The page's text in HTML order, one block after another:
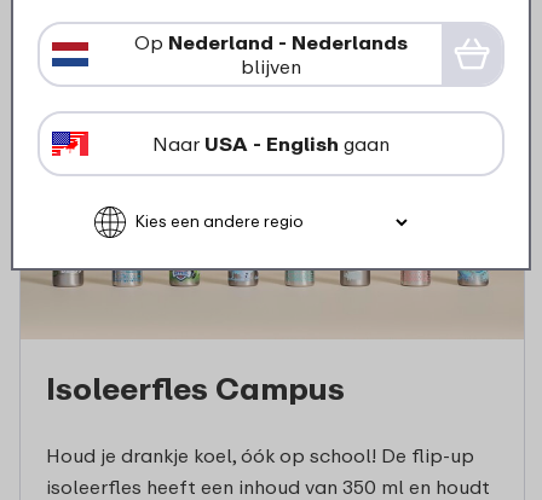
Isoleerfles Campus
Houd je drankje koel, óók op school! De flip-up
isoleerfles heeft een inhoud van 350 ml en houdt
Op Nederland - Nederlands
blijven
Naar USA - English gaan